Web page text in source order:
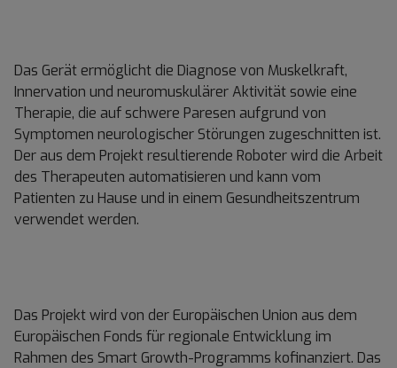
Das Gerät ermöglicht die Diagnose von Muskelkraft,
Innervation und neuromuskulärer Aktivität sowie eine
Therapie, die auf schwere Paresen aufgrund von
Symptomen neurologischer Störungen zugeschnitten ist.
Der aus dem Projekt resultierende Roboter wird die Arbeit
des Therapeuten automatisieren und kann vom
Patienten zu Hause und in einem Gesundheitszentrum
verwendet werden.
Das Projekt wird von der Europäischen Union aus dem
Europäischen Fonds für regionale Entwicklung im
Rahmen des Smart Growth-Programms kofinanziert. Das